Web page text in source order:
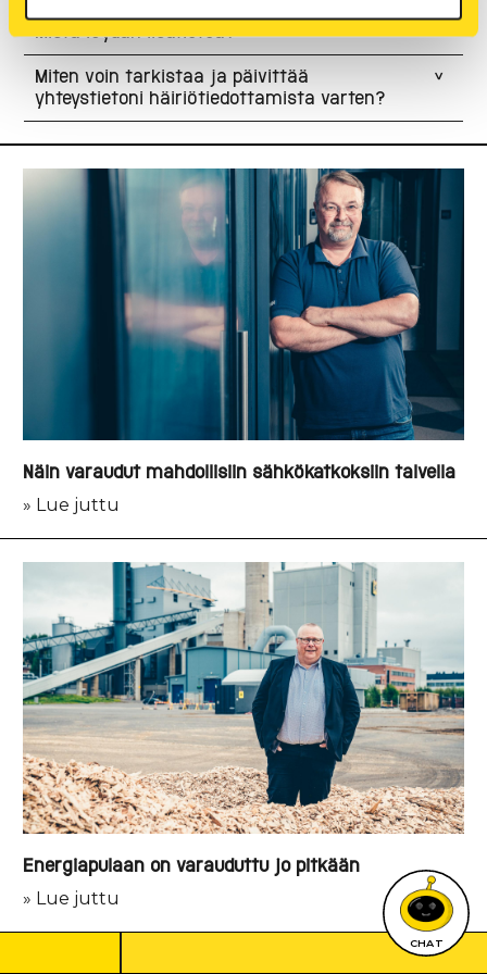
Mistä löydän lisätietoa?
Miten voin tarkistaa ja päivittää
yhteystietoni häiriötiedottamista varten?
Näin varaudut mahdollisiin sähkökatkoksiin talvella
» Lue juttu
Energiapulaan on varauduttu jo pitkään
» Lue juttu
CHAT